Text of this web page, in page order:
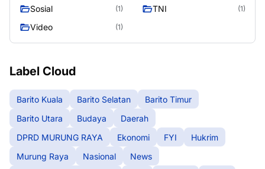
Sosial (1) TNI (1)
Video (1)
Label Cloud
Barito Kuala Barito Selatan
Barito Timur
Barito Utara
Budaya
Daerah
DPRD MURUNG RAYA
Ekonomi FYI
Hukrim
Murung Raya
Nasional
News